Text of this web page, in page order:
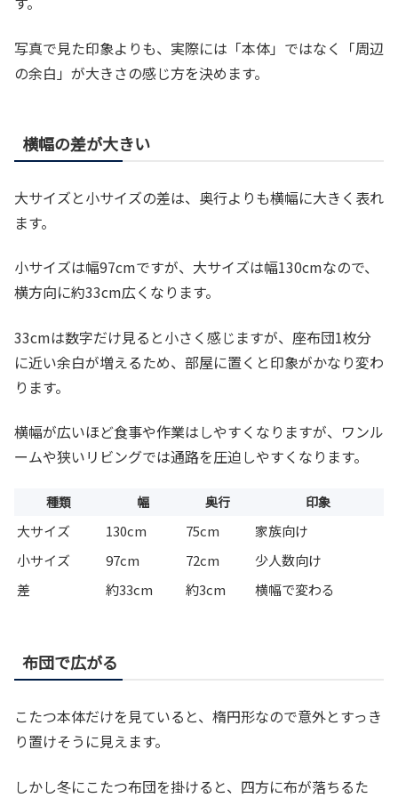
写真で見た印象よりも、実際には「本体」ではなく「周辺
の余白」が大きさの感じ方を決めます。
横幅の差が大きい
大サイズと小サイズの差は、奥行よりも横幅に大きく表れ
ます。
小サイズは幅97cmですが、大サイズは幅130cmなので、
横方向に約33cm広くなります。
33cmは数字だけ見ると小さく感じますが、座布団1枚分
に近い余白が増えるため、部屋に置くと印象がかなり変わ
ります。
横幅が広いほど食事や作業はしやすくなりますが、ワンル
ームや狭いリビングでは通路を圧迫しやすくなります。
種類 幅 奥行 印象
大サイズ 130cm 75cm
家族向け
小サイズ
97cm 72cm
少人数向け
差
約33cm 約3cm 横幅で変わる
布団で広がる
こたつ本体だけを見ていると、楕円形なので意外とすっき
り置けそうに見えます。
しかし冬にこたつ布団を掛けると、四方に布が落ちるた